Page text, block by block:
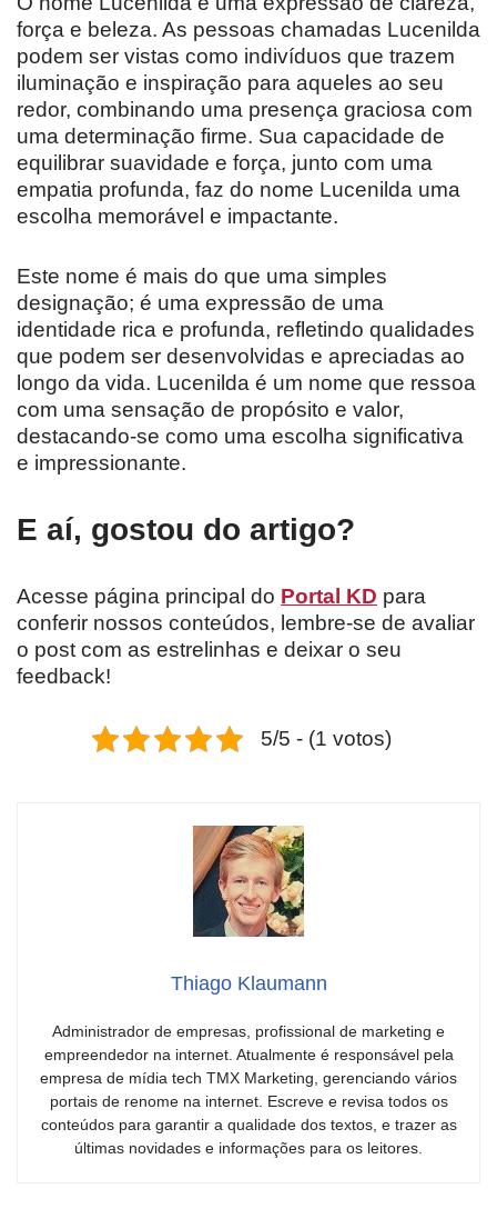
força e beleza. As pessoas chamadas Lucenilda
podem ser vistas como indivíduos que trazem
iluminação e inspiração para aqueles ao seu
redor, combinando uma presença graciosa com
uma determinação firme. Sua capacidade de
equilibrar suavidade e força, junto com uma
empatia profunda, faz do nome Lucenilda uma
escolha memorável e impactante.
Este nome é mais do que uma simples
designação; é uma expressão de uma
identidade rica e profunda, refletindo qualidades
que podem ser desenvolvidas e apreciadas ao
longo da vida. Lucenilda é um nome que ressoa
com uma sensação de propósito e valor,
destacando-se como uma escolha significativa
e impressionante.
E aí, gostou do artigo?
Acesse página principal do Portal KD para
conferir nossos conteúdos, lembre-se de avaliar
o post com as estrelinhas e deixar o seu
feedback!
5/5 - (1 votos)
Thiago Klaumann
Administrador de empresas, profissional de marketing e
empreendedor na internet. Atualmente é responsável pela
empresa de mídia tech TMX Marketing, gerenciando vários
portais de renome na internet. Escreve e revisa todos os
conteúdos para garantir a qualidade dos textos, e trazer as
últimas novidades e informações para os leitores.